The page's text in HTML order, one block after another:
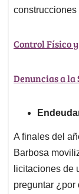
Control Físico
Denuncias a la
A finales del
Barbosa
licitaciones de
preguntar ¿por